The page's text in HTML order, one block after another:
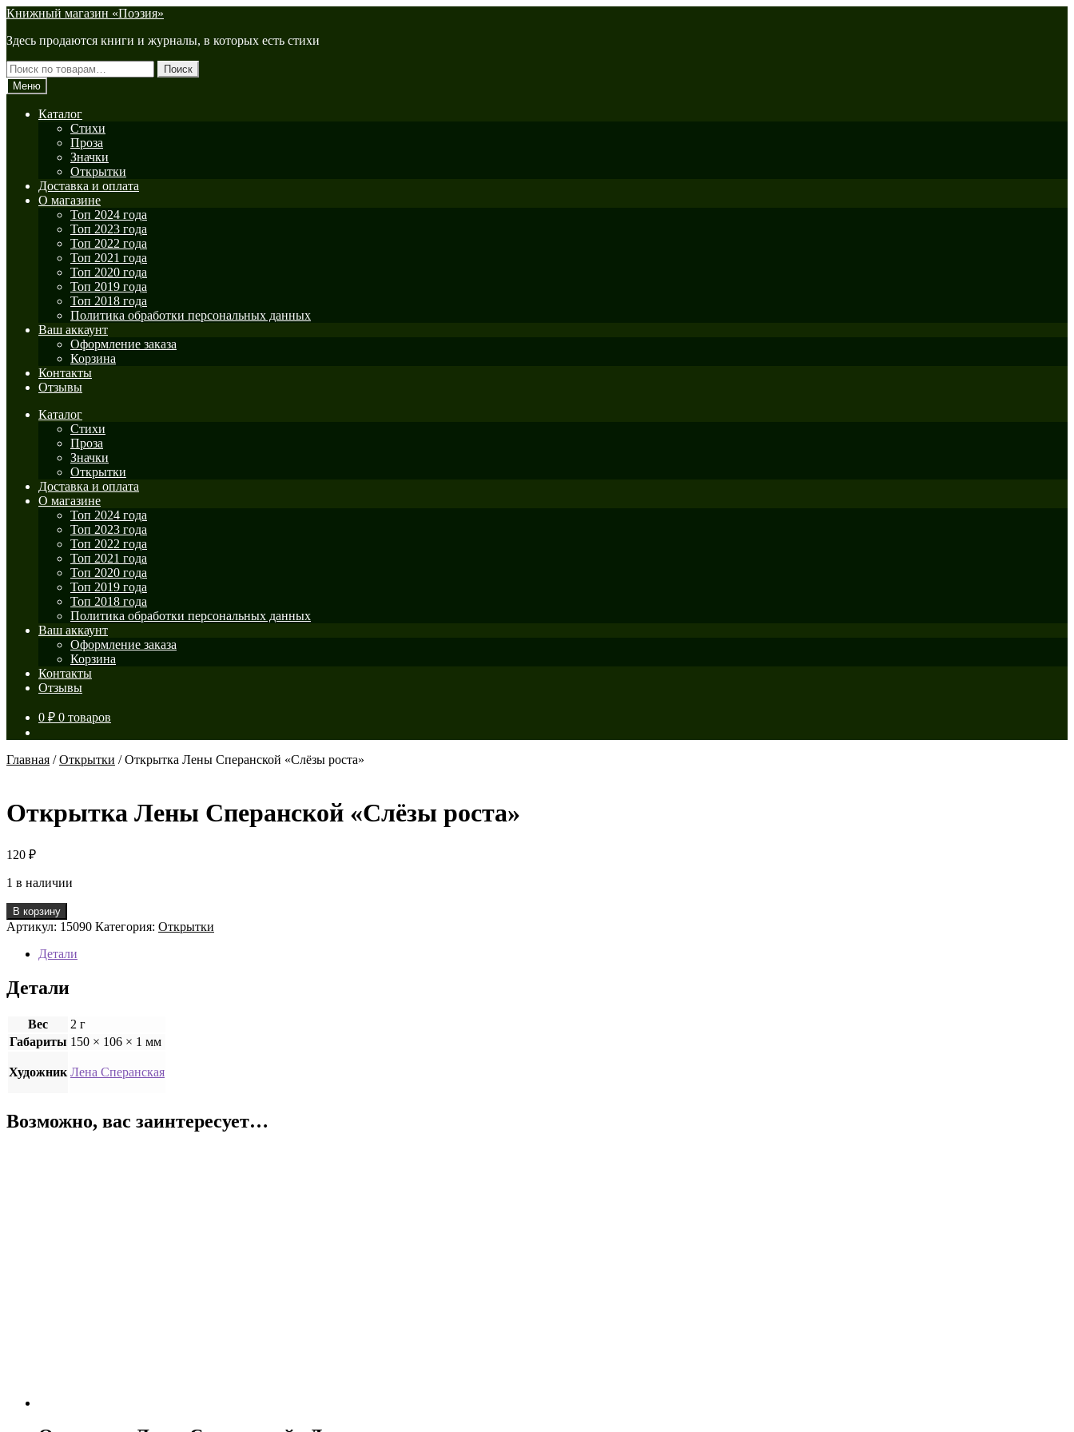
Перейти
навигации
Перейти
содержимому
Книжный магазин «Поэзия»
Здесь продаются книги и журналы, в которых есть стихи
Искать:
Поиск
Меню
Каталог
Стихи
Проза
Значки
Открытки
Доставка и оплата
О магазине
Топ 2024 года
Топ 2023 года
Топ 2022 года
Топ 2021 года
Топ 2020 года
Топ 2019 года
Топ 2018 года
Политика обработки персональных данных
Ваш аккаунт
Оформление заказа
Корзина
Контакты
Отзывы
Каталог
Стихи
Проза
Значки
Открытки
Доставка и оплата
О магазине
Топ 2024 года
Топ 2023 года
Топ 2022 года
Топ 2021 года
Топ 2020 года
Топ 2019 года
Топ 2018 года
Политика обработки персональных данных
Ваш аккаунт
Оформление заказа
Корзина
Контакты
Отзывы
0 ₽ 0 товаров
Главная /Открытки /Открытка Лены Сперанской «Слёзы роста»
Открытка Лены Сперанской «Слёзы роста»
120 ₽
1 в наличии
Количество
товара
Открытка
Лены
«Слёзы
роста»
В корзину
Артикул: 15090 Категория: Открытки
Детали
Детали
Вес
2 г
Габариты 150 × 106 × 1 мм
Художник Лена Сперанская
Возможно, вас заинтересует…